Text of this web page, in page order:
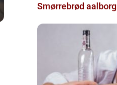
Smørrebrød aalborg